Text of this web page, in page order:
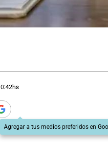
0:42hs
Agregar a tus medios preferidos en